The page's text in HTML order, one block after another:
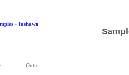
» fashawn
Outro